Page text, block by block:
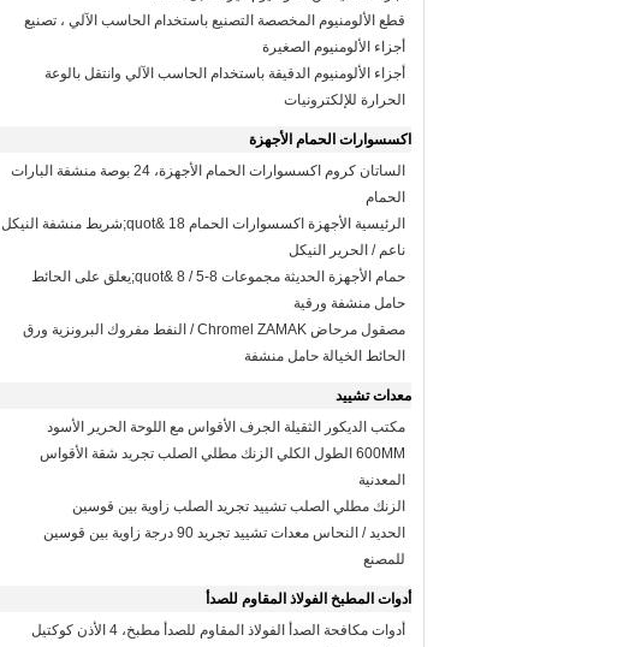
قطع الألومنيوم المخصصة التصنيع باستخدام الحاسب الآلي ، تصنيع
أجزاء الألومنيوم الصغيرة
أجزاء الألومنيوم الدقيقة باستخدام الحاسب الآلي وانتقل بالوعة
الحرارة للإلكترونيات
اكسسوارات الحمام الأجهزة
الساتان كروم اكسسوارات الحمام الأجهزة، 24 بوصة منشفة البارات
الحمام
الرئيسية الأجهزة اكسسوارات الحمام 18 &quot;شريط منشفة النيكل
ناعم / الحرير النيكل
حمام الأجهزة الحديثة مجموعات 8-5 / 8 &quot;يعلق على الحائط
حامل منشفة ورقية
مصقول مرحاض Chromel ZAMAK / النفط مفروك البرونزية ورق
الحائط الخيالة حامل منشفة
معدات تشييد
مكتب الديكور الثقيلة الجرف الأقواس مع اللوحة الحرير الأسود
600MM الطول الكلي الزنك مطلي الصلب تجريد شقة الأقواس
المعدنية
الزنك مطلي الصلب تشييد تجريد الصلب زاوية بين قوسين
الحديد / النحاس معدات تشييد تجريد 90 درجة زاوية بين قوسين
للمصنع
أدوات المطبخ الفولاذ المقاوم للصدأ
أدوات مكافحة الصدأ الفولاذ المقاوم للصدأ مطبخ، 4 الأذن كوكتيل